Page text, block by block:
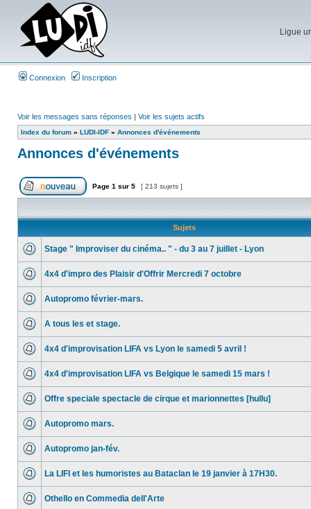
Ligue
Connexion Inscription
Voir les messages sans réponses | Voir les sujets actifs
Index du forum » LUDI-IDF » Annonces d'événements
Annonces d'événements
Page 1 sur 5 [ 213 sujets ]
Sujets
Stage " Improviser du cinéma.. " - du 3 au 7 juillet - Lyon
4x4 d'impro des Plaisir d'Offrir Mercredi 7 octobre
Autopromo février-mars.
A tous les et stage.
4x4 d'improvisation LIFA vs Lyon le samedi 5 avril !
4x4 d'improvisation LIFA vs Belgique le samedi 15 mars !
Offre speciale spectacle de cirque et marionnettes [hullu]
Autopromo mars.
Autopromo jan-fév.
La LIFI et les humoristes au Bataclan le 19 janvier à 17H30.
Othello en Commedia dell'Arte